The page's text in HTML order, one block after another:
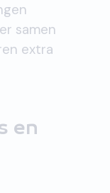
samen
extra
en